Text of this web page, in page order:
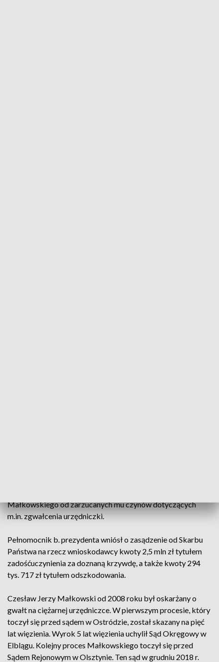
Małkowskiego od zarzucanych mu czynów dotyczących
m.in. zgwałcenia urzędniczki.
Pełnomocnik b. prezydenta wniósł o zasądzenie od Skarbu
Państwa na rzecz wnioskodawcy kwoty 2,5 mln zł tytułem
zadośćuczynienia za doznaną krzywdę, a także kwoty 294
tys. 717 zł tytułem odszkodowania.
Czesław Jerzy Małkowski od 2008 roku był oskarżany o
gwałt na ciężarnej urzędniczce. W pierwszym procesie, który
toczył się przed sądem w Ostródzie, został skazany na pięć
lat więzienia. Wyrok 5 lat więzienia uchylił Sąd Okręgowy w
Elblągu. Kolejny proces Małkowskiego toczył się przed
Sądem Rejonowym w Olsztynie. Ten sąd w grudniu 2018 r.